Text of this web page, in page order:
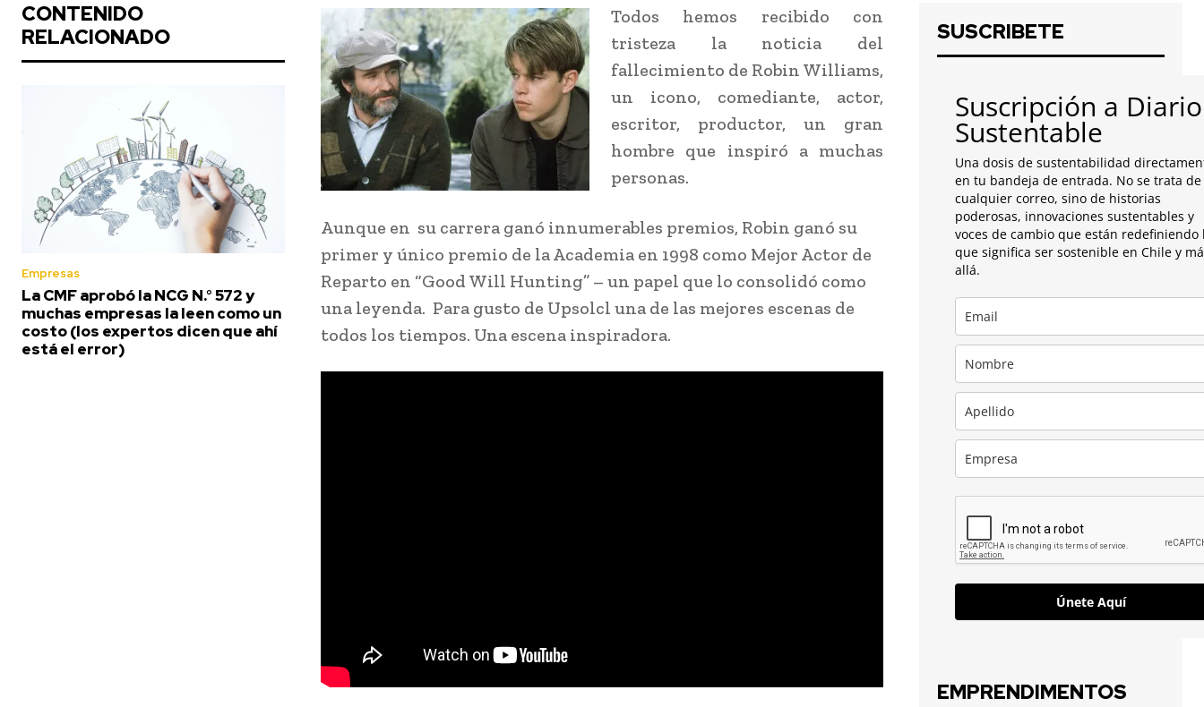
CONTENIDO
RELACIONADO
Empresas
La CMF aprobó la NCG N.° 572 y
muchas empresas la leen como un
costo (los expertos dicen que ahí
está el error)
Todos hemos recibido con
tristeza la noticia del
fallecimiento de Robin Williams,
un icono, comediante, actor,
escritor, productor, un gran
hombre que inspiró a muchas
personas.
Aunque en su carrera ganó innumerables premios, Robin ganó su
primer y único premio de la Academia en 1998 como Mejor Actor de
Reparto en “Good Will Hunting” – un papel que lo consolidó como
una leyenda. Para gusto de Upsolcl una de las mejores escenas de
todos los tiempos. Una escena inspiradora.
SUSCRIBETE
Suscripción a Diario
Sustentable
Una dosis de sustentabilidad
en tu bandeja de entrada. No se trata de
cualquier correo, sino de historias
poderosas, innovaciones sustentables y
voces de cambio que están redefiniendo
que significa ser sostenible en Chile y
allá.
Únete Aquí
EMPRENDIMENTOS